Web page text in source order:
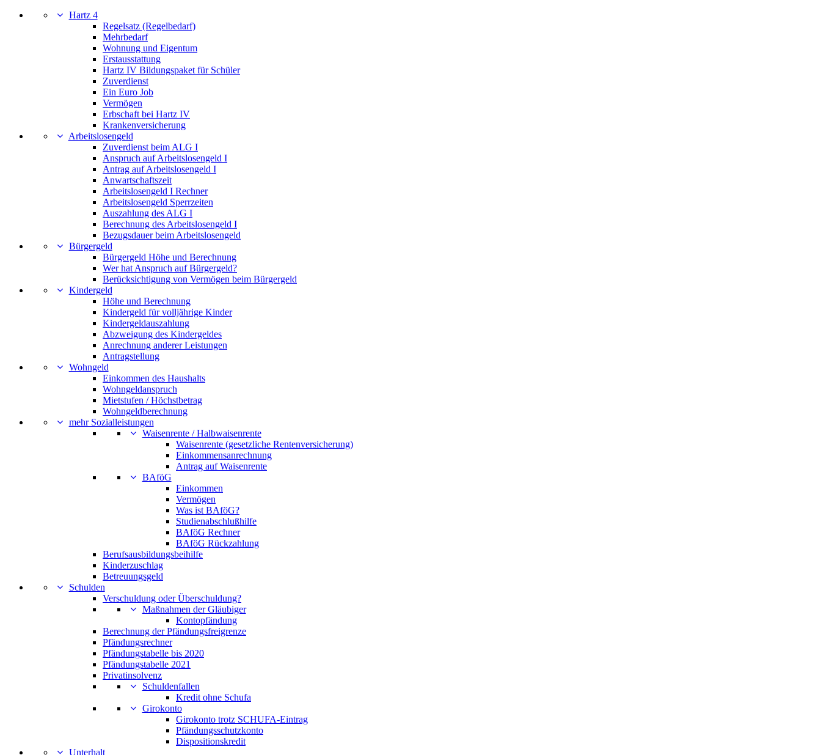
Hartz 4
Regelsatz (Regelbedarf)
Mehrbedarf
Wohnung und Eigentum
Erstausstattung
Hartz IV Bildungspaket für Schüler
Zuverdienst
Ein Euro Job
Vermögen
Erbschaft bei Hartz IV
Krankenversicherung
Arbeitslosengeld
Zuverdienst beim ALG I
Anspruch auf Arbeitslosengeld I
Antrag auf Arbeitslosengeld I
Anwartschaftszeit
Arbeitslosengeld I Rechner
Arbeitslosengeld Sperrzeiten
Auszahlung des ALG I
Berechnung des Arbeitslosengeld I
Bezugsdauer beim Arbeitslosengeld
Bürgergeld
Bürgergeld Höhe und Berechnung
Wer hat Anspruch auf Bürgergeld?
Berücksichtigung von Vermögen beim Bürgergeld
Kindergeld
Höhe und Berechnung
Kindergeld für volljährige Kinder
Kindergeldauszahlung
Abzweigung des Kindergeldes
Anrechnung anderer Leistungen
Antragstellung
Wohngeld
Einkommen des Haushalts
Wohngeldanspruch
Mietstufen / Höchstbetrag
Wohngeldberechnung
mehr Sozialleistungen
Waisenrente / Halbwaisenrente
Waisenrente (gesetzliche Rentenversicherung)
Einkommensanrechnung
Antrag auf Waisenrente
BAföG
Einkommen
Vermögen
Was ist BAföG?
Studienabschlußhilfe
BAföG Rechner
BAföG Rückzahlung
Berufsausbildungsbeihilfe
Kinderzuschlag
Betreuungsgeld
Schulden
Verschuldung oder Überschuldung?
Maßnahmen der Gläubiger
Kontopfändung
Berechnung der Pfändungsfreigrenze
Pfändungsrechner
Pfändungstabelle bis 2020
Pfändungstabelle 2021
Privatinsolvenz
Schuldenfallen
Kredit ohne Schufa
Girokonto
Girokonto trotz SCHUFA-Eintrag
Pfändungsschutzkonto
Dispositionskredit
Unterhalt